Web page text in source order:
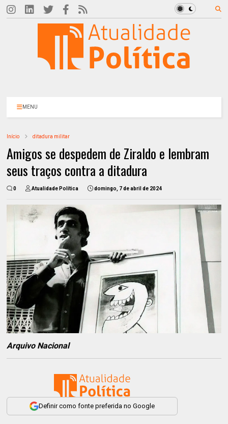
MENU
Início ditadura militar
Amigos se despedem de Ziraldo e lembram
seus traços contra a ditadura
0 Atualidade Política domingo, 7 de abril de 2024
Arquivo Nacional
Definir como fonte preferida no Google